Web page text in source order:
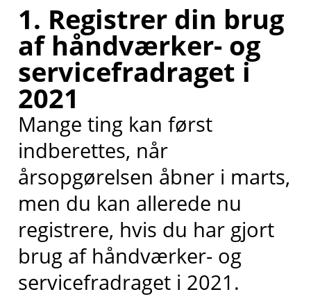
1. Registrer din brug
af håndværker- og
servicefradraget i
2021
Mange ting kan først
indberettes, når
årsopgørelsen åbner i marts,
men du kan allerede nu
registrere, hvis du har gjort
brug af håndværker- og
servicefradraget i 2021.